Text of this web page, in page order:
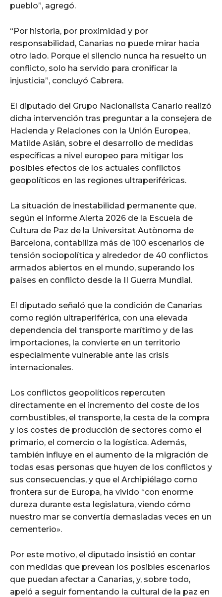
pueblo”, agregó.
“Por historia, por proximidad y por
responsabilidad, Canarias no puede mirar hacia
otro lado. Porque el silencio nunca ha resuelto un
conflicto, solo ha servido para cronificar la
injusticia”, concluyó Cabrera.
El diputado del Grupo Nacionalista Canario realizó
dicha intervención tras preguntar a la consejera de
Hacienda y Relaciones con la Unión Europea,
Matilde Asián, sobre el desarrollo de medidas
específicas a nivel europeo para mitigar los
posibles efectos de los actuales conflictos
geopolíticos en las regiones ultraperiféricas.
La situación de inestabilidad permanente que,
según el informe Alerta 2026 de la Escuela de
Cultura de Paz de la Universitat Autònoma de
Barcelona, contabiliza más de 100 escenarios de
tensión sociopolítica y alrededor de 40 conflictos
armados abiertos en el mundo, superando los
países en conflicto desde la II Guerra Mundial.
El diputado señaló que la condición de Canarias
como región ultraperiférica, con una elevada
dependencia del transporte marítimo y de las
importaciones, la convierte en un territorio
especialmente vulnerable ante las crisis
internacionales.
Los conflictos geopolíticos repercuten
directamente en el incremento del coste de los
combustibles, el transporte, la cesta de la compra
y los costes de producción de sectores como el
primario, el comercio o la logística. Además,
también influye en el aumento de la migración de
todas esas personas que huyen de los conflictos y
sus consecuencias, y que el Archipiélago como
frontera sur de Europa, ha vivido “con enorme
dureza durante esta legislatura, viendo cómo
nuestro mar se convertía demasiadas veces en un
cementerio».
Por este motivo, el diputado insistió en contar
con medidas que prevean los posibles escenarios
que puedan afectar a Canarias, y, sobre todo,
apeló a seguir fomentando la cultural de la paz en